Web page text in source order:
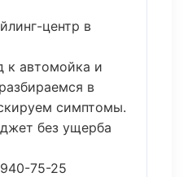
центр в
к автомойка и
в
симптомы.
без ущерба
75-25